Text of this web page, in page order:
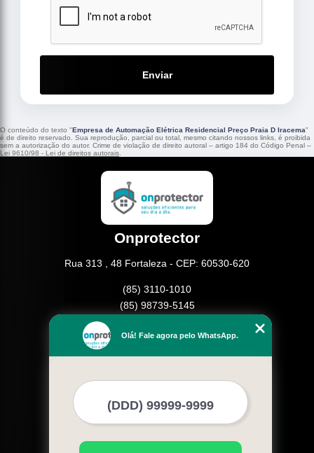
Enviar
O conteúdo do texto "Empresa de Automação Elétrica Residencial Preço Praia D Iracema"
é de direito reservado. Sua reprodução, parcial ou total, mesmo citando nossos links, é proibida
sem a autorização do autor. Crime de violação de direito autoral – artigo 184 do Código Penal –
Lei 9610/98 - Lei de direitos autorais
Onprotector
Rua 313 , 48 Fortaleza - CEP: 60530-620
(85) 3110-1010
(85) 98739-5145
Home
Serviços
Mapa do site
Olá! Fale agora pelo WhatsApp.